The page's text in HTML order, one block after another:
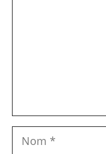
Nom